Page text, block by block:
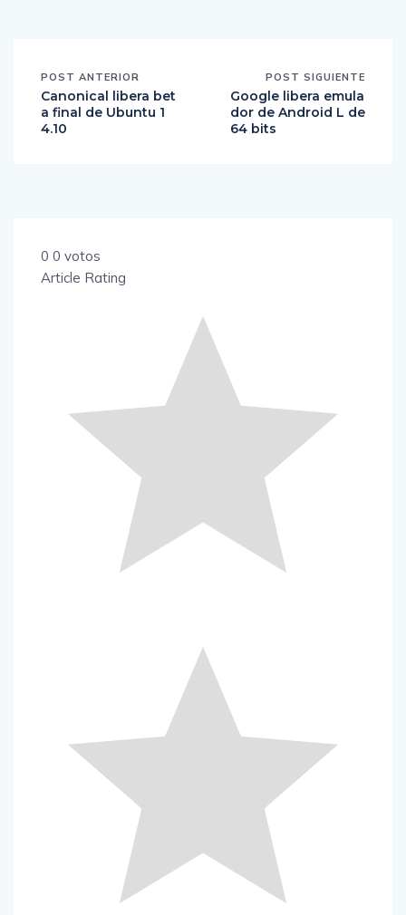
POST ANTERIOR
Canonical libera bet
a final de Ubuntu 1
4.10
POST SIGUIENTE
Google libera emula
dor de Android L de
64 bits
0 0 votos
Article Rating